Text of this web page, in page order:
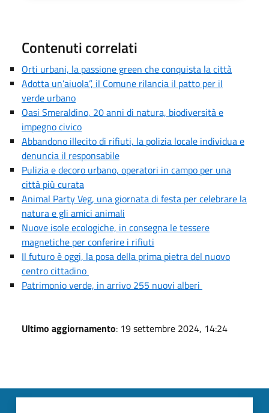
Contenuti correlati
Orti urbani, la passione green che conquista la città
Adotta un’aiuola”, il Comune rilancia il patto per il
verde urbano
Oasi Smeraldino, 20 anni di natura, biodiversità e
impegno civico
Abbandono illecito di rifiuti, la polizia locale individua e
denuncia il responsabile
Pulizia e decoro urbano, operatori in campo per una
città più curata
Animal Party Veg, una giornata di festa per celebrare la
natura e gli amici animali
Nuove isole ecologiche, in consegna le tessere
magnetiche per conferire i rifiuti
Il futuro è oggi, la posa della prima pietra del nuovo
centro cittadino
Patrimonio verde, in arrivo 255 nuovi alberi
Ultimo aggiornamento: 19 settembre 2024, 14:24